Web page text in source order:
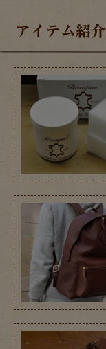
アイテム紹介